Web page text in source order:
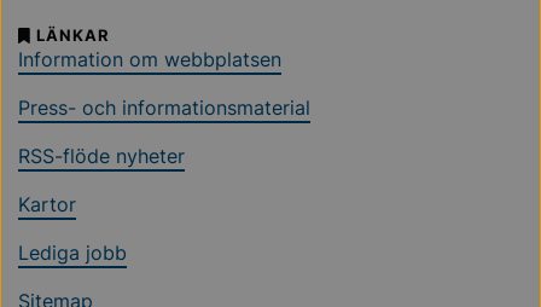
LÄNKAR
Information om webbplatsen
Press- och informationsmaterial
RSS-flöde nyheter
Kartor
Lediga jobb
Sitemap